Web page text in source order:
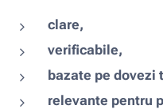
clare,
verificabile,
bazate pe dovezi
relevante pentru